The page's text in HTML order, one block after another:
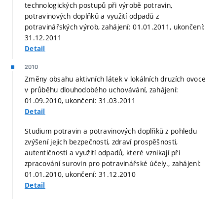
technologických postupů při výrobě potravin,
potravinových doplňků a využití odpadů z
potravinářských výrob, zahájení: 01.01.2011, ukončení:
31.12.2011
Detail
2010
Změny obsahu aktivních látek v lokálních druzích ovoce
v průběhu dlouhodobého uchovávání, zahájení:
01.09.2010, ukončení: 31.03.2011
Detail
Studium potravin a potravinových doplňků z pohledu
zvýšení jejich bezpečnosti, zdraví prospěšnosti,
autentičnosti a využití odpadů, které vznikají při
zpracování surovin pro potravinářské účely., zahájení:
01.01.2010, ukončení: 31.12.2010
Detail